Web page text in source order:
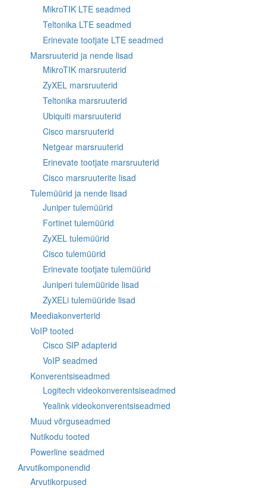
MikroTIK LTE seadmed
Teltonika LTE seadmed
Erinevate tootjate LTE seadmed
Marsruuterid ja nende lisad
MikroTIK marsruuterid
ZyXEL marsruuterid
Teltonika marsruuterid
Ubiquiti marsruuterid
Cisco marsruuterid
Netgear marsruuterid
Erinevate tootjate marsruuterid
Cisco marsruuterite lisad
Tulemüürid ja nende lisad
Juniper tulemüürid
Fortinet tulemüürid
ZyXEL tulemüürid
Cisco tulemüürid
Erinevate tootjate tulemüürid
Juniperi tulemüüride lisad
ZyXELi tulemüüride lisad
Meediakonverterid
VoIP tooted
Cisco SIP adapterid
VoIP seadmed
Konverentsiseadmed
Logitech videokonverentsiseadmed
Yealink videokonverentsiseadmed
Muud võrguseadmed
Nutikodu tooted
Powerline seadmed
Arvutikomponendid
Arvutikorpused